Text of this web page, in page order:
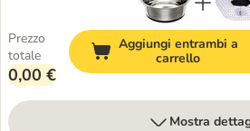
Prezzo
totale
0,00 €
Aggiungi entrambi a
carrello
Mostra